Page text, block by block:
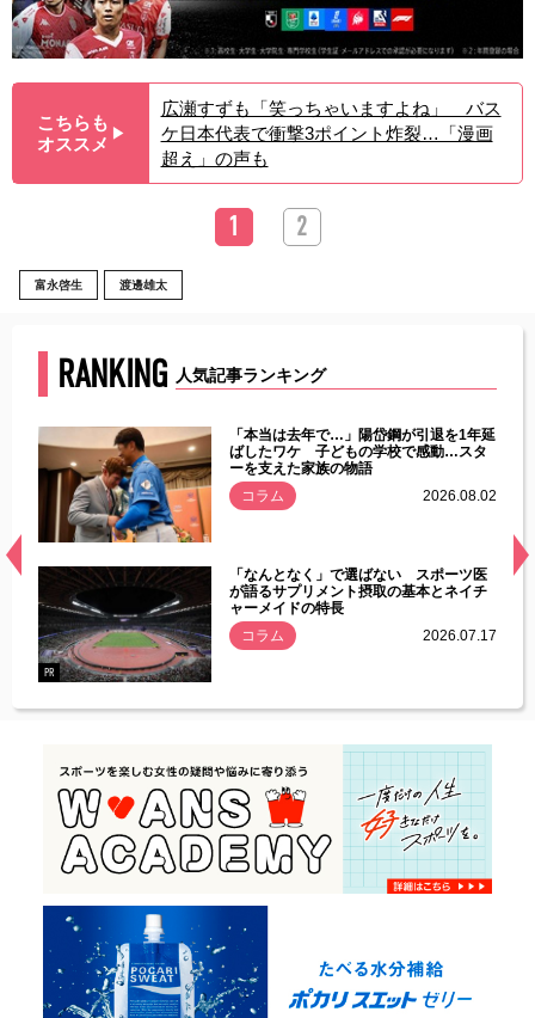
こちらも
オススメ ▶︎
広瀬すずも「笑っちゃいますよね」 バス
ケ日本代表で衝撃3ポイント炸裂…「漫画
超え」の声も
1 2
富永啓生 渡邊雄太
RANKING 人気記事ランキング
常
「本当は去年で…」陽岱鋼が引退を1年延
ばしたワケ 子どもの学校で感動…スタ
ーを支えた家族の物語
コラム
2026.08.02
PR
「なんとなく」で選ばない スポーツ医
が語るサプリメント摂取の基本とネイチ
ャーメイドの特長
コラム
2026.07.17